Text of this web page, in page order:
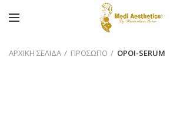
ΑΡΧΙΚΉ ΣΕΛΊΔΑ ΠΡΟΣΩΠΟ ΟΡΟΙ-SERUM